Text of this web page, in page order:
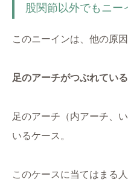
股関節以外でもニー
このニーインは、他の原
足のアーチがつぶれている
足のアーチ（内アーチ、
いるケース。
このケースに当てはまる